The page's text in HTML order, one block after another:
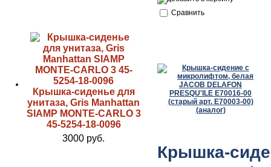
Крышка-сиденье для
унитаза, Gris Manhattan
SIAMP MONTE-CARLO 3
45-5254-18-0096
3000 руб.
Сравнить
Крышка-